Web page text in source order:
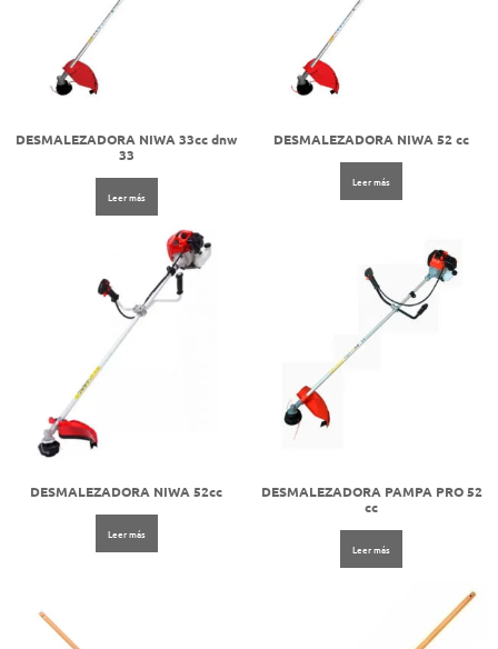
DESMALEZADORA NIWA 33cc dnw
33
Leer más
DESMALEZADORA NIWA 52 cc
Leer más
DESMALEZADORA NIWA 52cc
Leer más
DESMALEZADORA PAMPA PRO 52
cc
Leer más